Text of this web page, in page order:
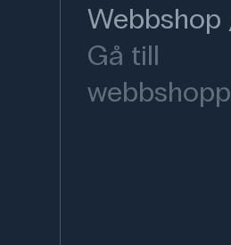
Webbshop
Gå till